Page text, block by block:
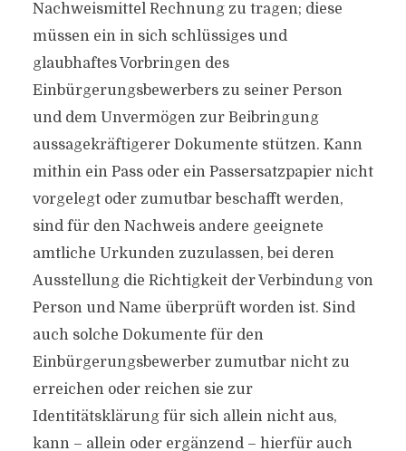
Nachweismittel Rechnung zu tragen; diese
müssen ein in sich schlüssiges und
glaubhaftes Vorbringen des
Einbürgerungsbewerbers zu seiner Person
und dem Unvermögen zur Beibringung
aussagekräftigerer Dokumente stützen. Kann
mithin ein Pass oder ein Passersatzpapier nicht
vorgelegt oder zumutbar beschafft werden,
sind für den Nachweis andere geeignete
amtliche Urkunden zuzulassen, bei deren
Ausstellung die Richtigkeit der Verbindung von
Person und Name überprüft worden ist. Sind
auch solche Dokumente für den
Einbürgerungsbewerber zumutbar nicht zu
erreichen oder reichen sie zur
Identitätsklärung für sich allein nicht aus,
kann – allein oder ergänzend – hierfür auch